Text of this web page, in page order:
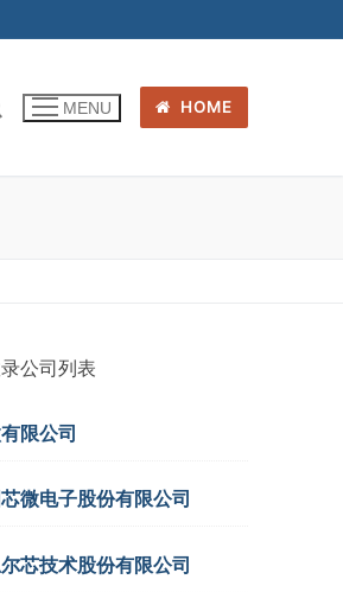
MENU HOME
公司列表
限公司
微电子股份有限公司
芯技术股份有限公司